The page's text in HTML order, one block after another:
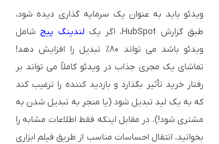
ویدئو باید به عنوان یک سرمایه گذاری دیده شود،
طبق گزارش HubSpot، اگر یک
لندینگ پیجشامل
ویدئو باشد می تواند 80٪ تبدیل را افزایش دهد!
تماشای یک مجری جذاب در ویدئو کاملاً می تواند بر
رفتار خرید تأثیر بگذارد و بازدید کننده را ترغیب کند
که به یک لید تبدیل شود (یا منجر به تبدیل شدن به
مشتری شود!)، در مقابل اینکه فقط اطلاعات مشابه را
بخوانید، انتقال احساسات مناسب از طریق فیلم ابزاری